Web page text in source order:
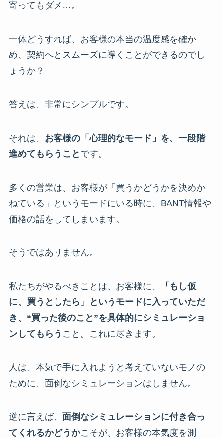
寄ってもダメ…。
一体どうすれば、お客様の本当の温度感を確か
め、契約へとスムーズに導くことができるのでし
ょうか？
答えは、非常にシンプルです。
それは、 お客様の「心理的なモード」を、一段階
進めてもらうこと です。
多くの営業は、お客様が「買うかどうかを決めか
ねている」というモードにいる時に、BANT情報や
価格の話をしてしまいます。
そうではありません。
私たちがやるべきことは、お客様に、
「もし仮
に、買うとしたら」というモードに入っていただ
き、“買った後のこと”を具体的にシミュレーショ
ンしてもらう こと。これに尽きます。
人は、本気で手に入れようと考えていないモノの
ために、面倒なシミュレーションはしません。
逆に言えば、 面倒なシミュレーションに付き合っ
てくれるかどうかこそが、お客様の本気度を測